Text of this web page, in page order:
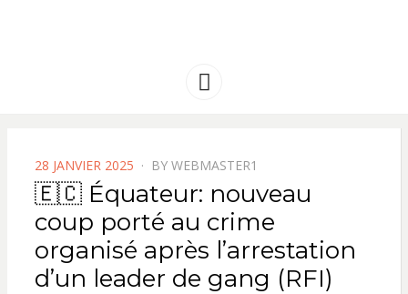
AMERIQUE
Menu
POSTED
ON
28 JANVIER 2025 BY WEBMASTER1
🇪🇨 Équateur: nouveau
coup porté au crime
organisé après l’arrestation
d’un leader de gang (RFI)